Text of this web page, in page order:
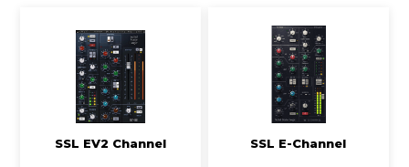
SSL EV2 Channel SSL E-Channel